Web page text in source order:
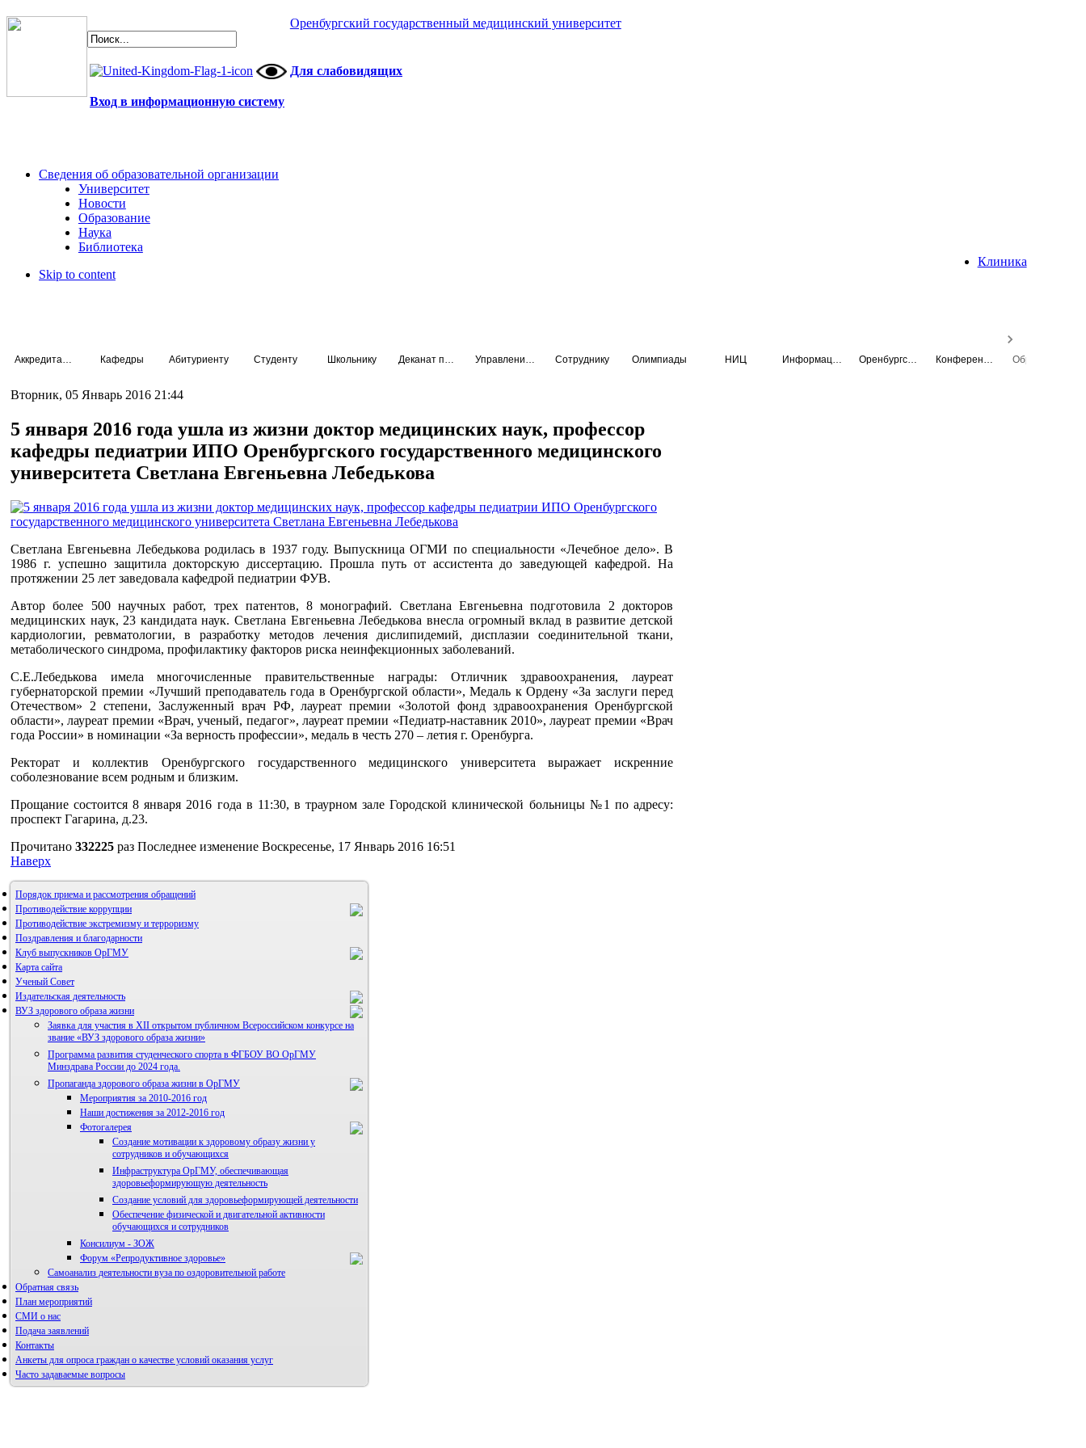
Оренбургский государственный медицинский университет
Для слабовидящих
Вход в информационную систему
Сведения об образовательной организации
Университет
Новости
Образование
Наука
Библиотека
Клиника
Skip to content
Кафедры Абитуриенту Студенту Школьнику Сотруднику Олимпиады НИЦ
Вторник, 05 Январь 2016 21:44
5 января 2016 года ушла из жизни доктор медицинских наук, профессор
кафедры педиатрии ИПО Оренбургского государственного медицинского
университета Светлана Евгеньевна Лебедькова
Светлана Евгеньевна Лебедькова родилась в 1937 году. Выпускница ОГМИ по специальности «Лечебное дело». В
1986 г. успешно защитила докторскую диссертацию. Прошла путь от ассистента до заведующей кафедрой. На
протяжении 25 лет заведовала кафедрой педиатрии ФУВ.
Автор более 500 научных работ, трех патентов, 8 монографий. Светлана Евгеньевна подготовила 2 докторов
медицинских наук, 23 кандидата наук. Светлана Евгеньевна Лебедькова внесла огромный вклад в развитие детской
кардиологии, ревматологии, в разработку методов лечения дислипидемий, дисплазии соединительной ткани,
метаболического синдрома, профилактику факторов риска неинфекционных заболеваний.
С.Е.Лебедькова имела многочисленные правительственные награды: Отличник здравоохранения, лауреат
губернаторской премии «Лучший преподаватель года в Оренбургской области», Медаль к Ордену «За заслуги перед
Отечеством» 2 степени, Заслуженный врач РФ, лауреат премии «Золотой фонд здравоохранения Оренбургской
области», лауреат премии «Врач, ученый, педагог», лауреат премии «Педиатр-наставник 2010», лауреат премии «Врач
года России» в номинации «За верность профессии», медаль в честь 270 – летия г. Оренбурга.
Ректорат и коллектив Оренбургского государственного медицинского университета выражает искренние
соболезнование всем родным и близким.
Прощание состоится 8 января 2016 года в 11:30, в траурном зале Городской клинической больницы №1 по адресу:
проспект Гагарина, д.23.
Прочитано 332225 раз Последнее изменение Воскресенье, 17 Январь 2016 16:51
Наверх
Порядок приема и рассмотрения обращений
Противодействие коррупции
Противодействие экстремизму и терроризму
Поздравления и благодарности
Клуб выпускников ОрГМУ
Карта сайта
Ученый Совет
Издательская деятельность
Правила направления, рецензирования и опубликования
научных статей
Архив
Альманах молодой науки
Редакция журнала
ВУЗ здорового образа жизни
Заявка для участия в XII открытом публичном Всероссийском конкурсе на
звание «ВУЗ здорового образа жизни»
Программа развития студенческого спорта в ФГБОУ ВО ОрГМУ
Минздрава России до 2024 года.
Пропаганда здорового образа жизни в ОрГМУ
Мероприятия за 2010-2016 год
Наши достижения за 2012-2016 год
Фотогалерея
Создание мотивации к здоровому образу жизни у
сотрудников и обучающихся
Инфраструктура ОрГМУ, обеспечивающая
здоровьеформирующую деятельность
Создание условий для здоровьеформирующей деятельности
Обеспечение физической и двигательной активности
обучающихся и сотрудников
Консилиум - ЗОЖ
Форум «Репродуктивное здоровье»
Самоанализ деятельности вуза по оздоровительной работе
Обратная связь
План мероприятий
СМИ о нас
Подача заявлений
Контакты
Анкеты для опроса граждан о качестве условий оказания услуг
Часто задаваемые вопросы